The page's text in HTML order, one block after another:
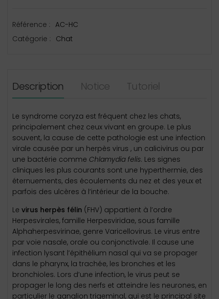
Référence : AC-HC
Catégorie : Chat
Description Notice Tutoriel
Le syndrome coryza est fréquent chez les chats,
principalement chez ceux vivant en groupe. Le plus
souvent, la cause de cette pathologie est une infection
virale causée par un herpès virus , un calicivirus ou par
une bactérie comme Chlamydia felis. Les signes
cliniques les plus courants sont une hyperthermie, des
éternuements, des écoulements du nez et des yeux et
parfois des ulcères à l’intérieur de la bouche.
Le virus herpès félin (FHV) appartient à l’ordre
Herpesvirales, famille Herpesviridae, sous famille
Alphaherpesvirinae, genre Varicellovirus. Le virus entre
par voie nasale, orale ou conjonctivale. Il cause une
infection lysant l’épithélium nasal qui va se propager
dans le pharynx, la trachée, les bronches et les
bronchioles. Lors d’une infection, le virus peut se
propager le long des nerfs et atteindre les neurones, en
particulier le ganglion trigeminal, qui est le principal site